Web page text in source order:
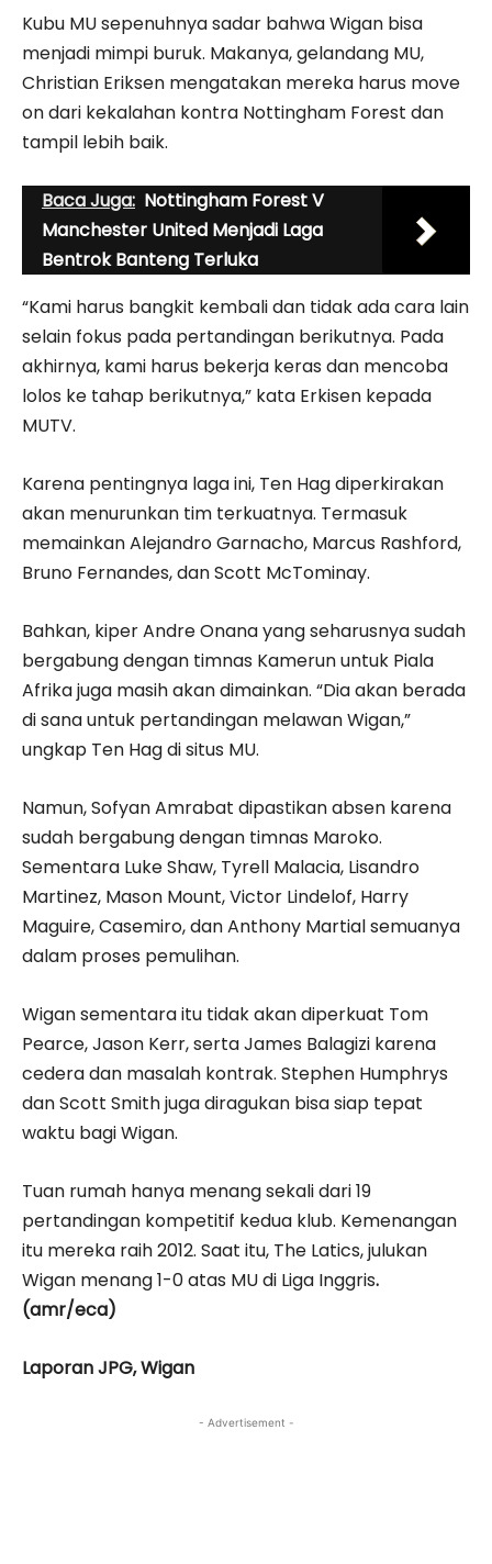
Kubu MU sepenuhnya sadar bahwa Wigan bisa
menjadi mimpi buruk. Makanya, gelandang MU,
Christian Eriksen mengatakan mereka harus move
on dari kekalahan kontra Nottingham Forest dan
tampil lebih baik.
Baca Juga: Nottingham Forest V
Manchester United Menjadi Laga
Bentrok Banteng Terluka
“Kami harus bangkit kembali dan tidak ada cara lain
selain fokus pada pertandingan berikutnya. Pada
akhirnya, kami harus bekerja keras dan mencoba
lolos ke tahap berikutnya,” kata Erkisen kepada
MUTV.
Karena pentingnya laga ini, Ten Hag diperkirakan
akan menurunkan tim terkuatnya. Termasuk
memainkan Alejandro Garnacho, Marcus Rashford,
Bruno Fernandes, dan Scott McTominay.
Bahkan, kiper Andre Onana yang seharusnya sudah
bergabung dengan timnas Kamerun untuk Piala
Afrika juga masih akan dimainkan. “Dia akan berada
di sana untuk pertandingan melawan Wigan,”
ungkap Ten Hag di situs MU.
Namun, Sofyan Amrabat dipastikan absen karena
sudah bergabung dengan timnas Maroko.
Sementara Luke Shaw, Tyrell Malacia, Lisandro
Martinez, Mason Mount, Victor Lindelof, Harry
Maguire, Casemiro, dan Anthony Martial semuanya
dalam proses pemulihan.
Wigan sementara itu tidak akan diperkuat Tom
Pearce, Jason Kerr, serta James Balagizi karena
cedera dan masalah kontrak. Stephen Humphrys
dan Scott Smith juga diragukan bisa siap tepat
waktu bagi Wigan.
Tuan rumah hanya menang sekali dari 19
pertandingan kompetitif kedua klub. Kemenangan
itu mereka raih 2012. Saat itu, The Latics, julukan
Wigan menang 1-0 atas MU di Liga Inggris.
(amr/eca)
Laporan JPG, Wigan
- Advertisement -